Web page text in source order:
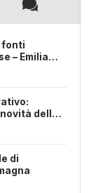
fonti
– Emilia
della
di